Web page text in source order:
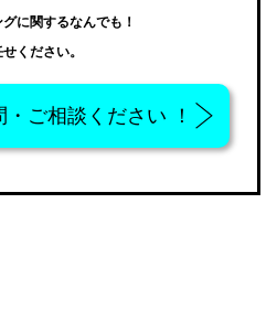
に関するなんでも！
ください。
・ご相談ください ！